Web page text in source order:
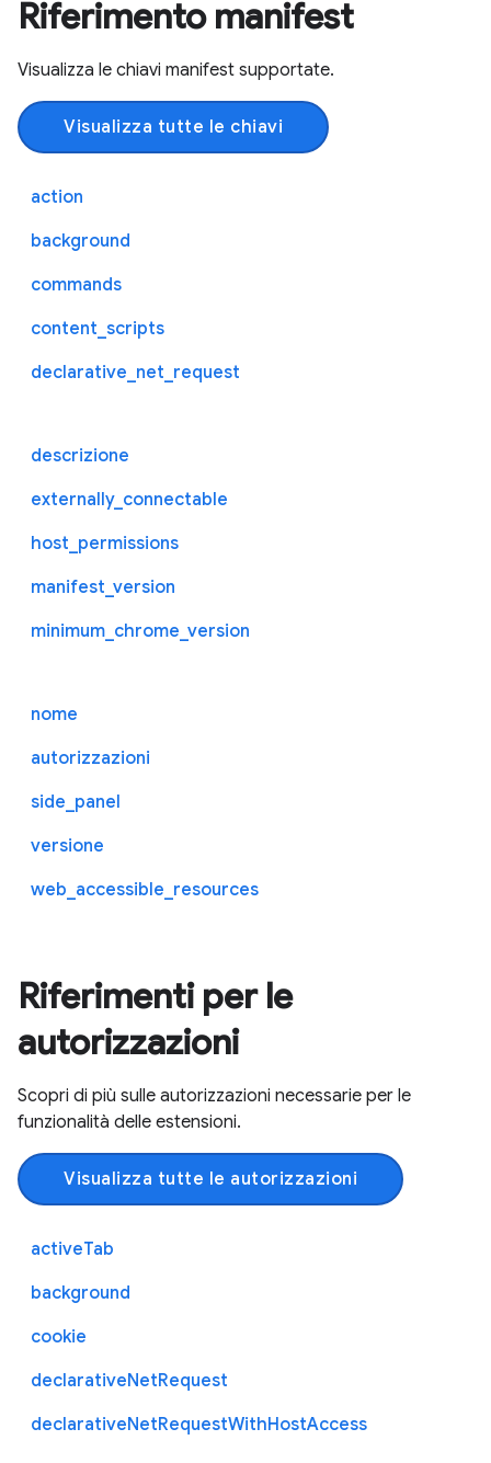
Riferimento manifest
Visualizza le chiavi manifest supportate.
Visualizza tutte le chiavi
action
background
commands
content_scripts
declarative_net_request
descrizione
externally_connectable
host_permissions
manifest_version
minimum_chrome_version
nome
autorizzazioni
side_panel
versione
web_accessible_resources
Riferimenti per le
autorizzazioni
Scopri di più sulle autorizzazioni necessarie per le
funzionalità delle estensioni.
Visualizza tutte le autorizzazioni
activeTab
background
cookie
declarativeNetRequest
declarativeNetRequestWithHostAccess